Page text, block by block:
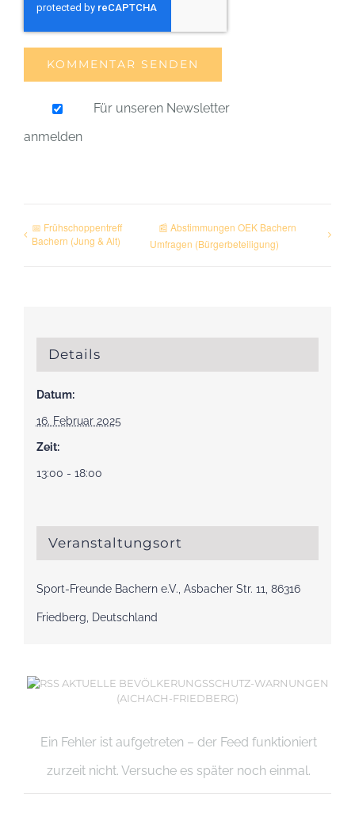
Für unseren Newsletter
anmelden
📅 Frühschoppentreff
Bachern (Jung & Alt)
📰 Abstimmungen OEK Bachern
Umfragen (Bürgerbeteiligung)
Details
Datum:
16. Februar 2025
Zeit:
13:00 - 18:00
Veranstaltungsort
Sport-Freunde Bachern e.V., Asbacher Str. 11, 86316
Friedberg, Deutschland
AKTUELLE BEVÖLKERUNGSSCHUTZ-WARNUNGEN
(AICHACH-FRIEDBERG)
Ein Fehler ist aufgetreten – der Feed funktioniert
zurzeit nicht. Versuche es später noch einmal.